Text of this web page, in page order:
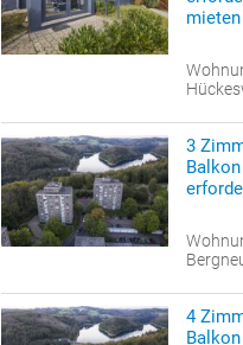
mieten
3
4